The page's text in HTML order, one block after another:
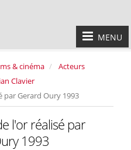
MENU
& cinéma
Acteurs
Clavier
par Gerard Oury 1993
l'or réalisé par
1993